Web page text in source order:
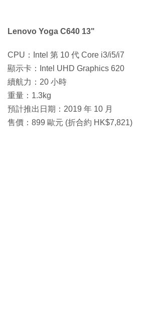
Lenovo Yoga C640 13"
CPU：Intel 第 10 代 Core i3/i5/i7
顯示卡：Intel UHD Graphics 620
續航力：20 小時
重量：1.3kg
預計推出日期：2019 年 10 月
售價：899 歐元 (折合約 HK$7,821)